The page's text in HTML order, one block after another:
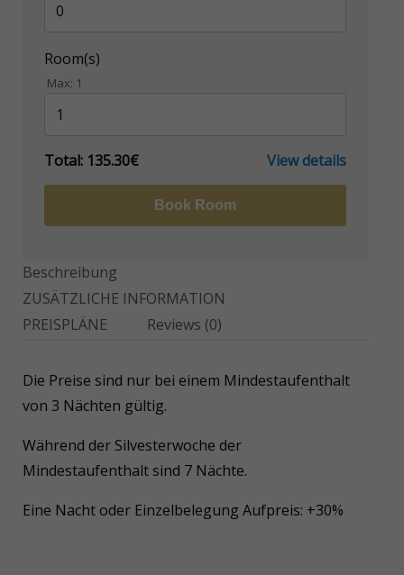
Beschreibung
ZUSÄTZLICHE INFORMATION
PREISPLÄNE
Reviews (0)
Die Preise sind nur bei einem Mindestaufenthalt
von 3 Nächten gültig.
Während der Silvesterwoche der
Mindestaufenthalt sind 7 Nächte.
Eine Nacht oder Einzelbelegung Aufpreis: +30%
Room(s)
Max: 1
Total: 135.30€ View details
Book Room